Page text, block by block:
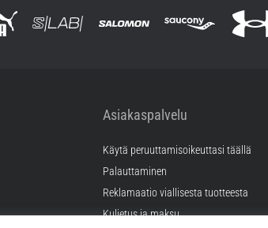
Asiakaspalvelu
Käytä peruuttamisoikeuttasi täällä
Palauttaminen
Reklamaatio viallisesta tuotteesta
Kuljetus ja maksu